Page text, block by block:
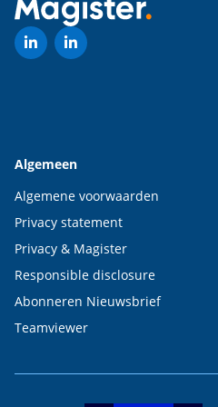
Algemeen
Algemene voorwaarden
Privacy statement
Privacy & Magister
Responsible disclosure
Abonneren Nieuwsbrief
Teamviewer